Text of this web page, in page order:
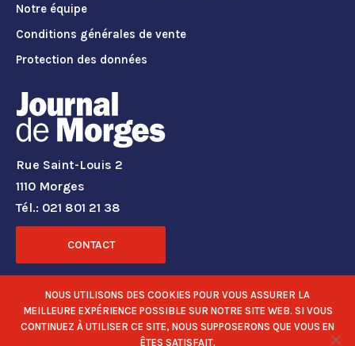
Notre équipe
Conditions générales de vente
Protection des données
Rue Saint-Louis 2
1110 Morges
Tél.: 021 801 21 38
CONTACT
RÉSEAUX SOCIAUX
NOUS UTILISONS DES COOKIES POUR VOUS ASSURER LA
MEILLEURE EXPÉRIENCE POSSIBLE SUR NOTRE SITE WEB. SI VOUS
CONTINUEZ À UTILISER CE SITE, NOUS SUPPOSERONS QUE VOUS EN
ÊTES SATISFAIT.